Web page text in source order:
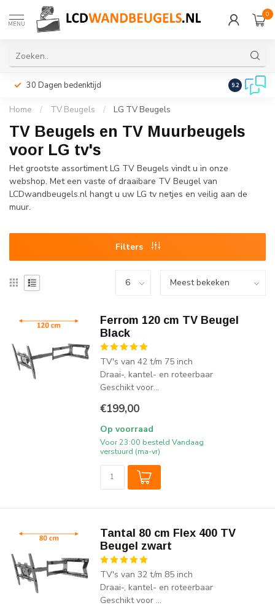
MENU
0
30 Dagen bedenktijd Snelle
9.2
Home / TV Beugels / LG TV Beugels
TV Beugels en TV Muurbeugels
voor LG tv's
Het grootste assortiment LG TV Beugels vindt u in onze
webshop. Met een vaste of draaibare TV Beugel van
LCDwandbeugels.nl hangt u uw LG tv netjes en veilig aan de
muur.
Filters
Ferrom 120 cm TV Beugel
Black
TV's van 42 t/m 75 inch
Draai-, kantel- en roteerbaar
Geschikt voor...
€199,00
Op voorraad
Voor 23:00 besteld Vandaag
verstuurd (ma-vr)
Tantal 80 cm Flex 400 TV
Beugel zwart
TV's van 32 t/m 85 inch
Draai-, kantel- en roteerbaar
Geschikt voor ...